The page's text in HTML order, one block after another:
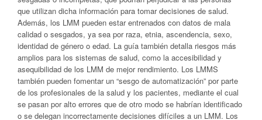
que utilizan dicha información para tomar decisiones de salud.
Además, los LMM pueden estar entrenados con datos de mala
calidad o sesgados, ya sea por raza, etnia, ascendencia, sexo,
identidad de género o edad. La guía también detalla riesgos más
amplios para los sistemas de salud, como la accesibilidad y
asequibilidad de los LMM de mejor rendimiento. Los LMMS
también pueden fomentar un “sesgo de automatización” por parte
de los profesionales de la salud y los pacientes, mediante el cual
se pasan por alto errores que de otro modo se habrían identificado
o se delegan incorrectamente decisiones difíciles a un LMM. Los